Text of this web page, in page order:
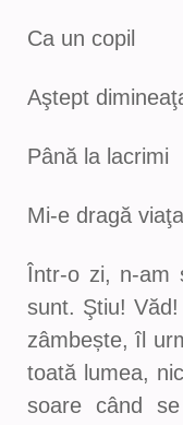
Ca un copil
Aştept
Până la lacrimi
Mi-e dragă
Într-o zi, n-am
sunt. Ştiu!
zâmbește, îl
toată lumea,
soare când